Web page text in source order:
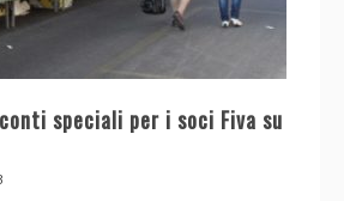
speciali per i soci Fiva su